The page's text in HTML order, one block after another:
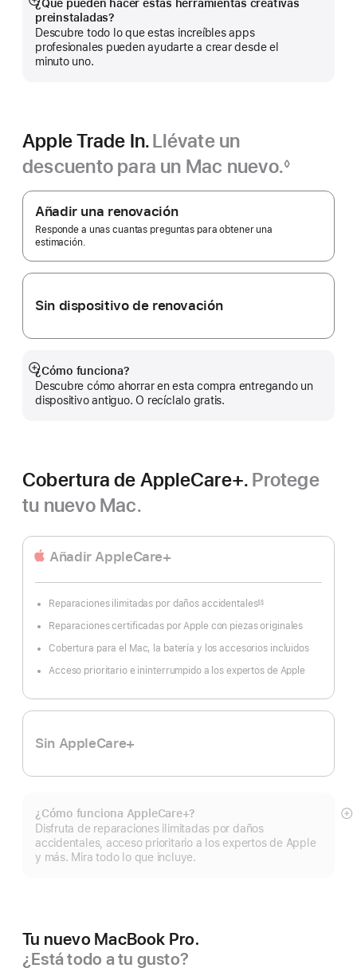
¿Qué pueden hacer estas herramientas creativas
preinstaladas?
Descubre todo lo que estas increíbles apps
profesionales pueden ayudarte a crear desde el
minuto uno.
Mostrar
más
Apple Trade In.Llévate un
descuento para un Mac nuevo.‍
a
de
página
◊
Apple
Trade In.
Añadir una renovación
Responde a unas cuantas preguntas para obtener una
estimación.
Sin dispositivo de renovación
¿Cómo funciona?
Descubre cómo ahorrar en esta compra entregando un
dispositivo antiguo. O recíclalo gratis.
Mostrar
más
Cobertura de AppleCare+. Protege
tu nuevo Mac.
Añadir AppleCare+
Reparaciones ilimitadas por daños accidentales
Nota
pie
§§
Reparaciones certificadas por Apple con piezas originales
Cobertura para el Mac, la batería y los accesorios incluidos
Acceso prioritario e ininterrumpido a los expertos de Apple
Sin AppleCare+
¿Cómo funciona AppleCare+?
Disfruta de reparaciones ilimitadas por daños
accidentales, acceso prioritario a los expertos de Apple
y más. Mira todo lo que incluye.
Tu nuevo MacBook Pro.
¿Está todo a tu gusto?